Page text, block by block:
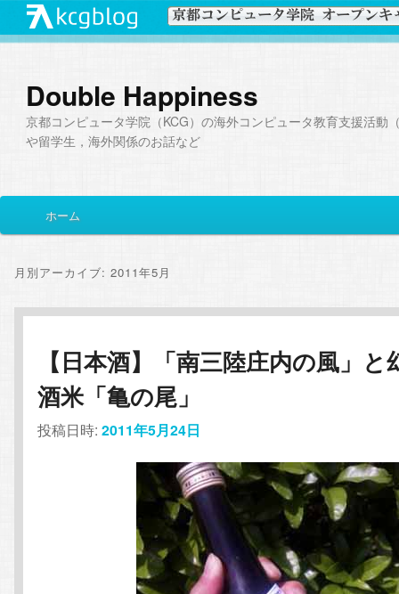
Double Happiness
京都コンピュータ学院（KCG）の海外コンピュータ教育支援活動
や留学生，海外関係のお話など
イ
メ
ン
コ
ン
テ
サ
コ
ン
テ
ン
ホーム
月別アーカイブ:2011年5月
【日本酒】「南三陸庄内の風」と
酒米「亀の尾」
投稿日時:2011年5月24日